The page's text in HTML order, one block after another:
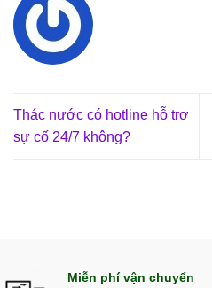
Thác nước có hotline hỗ trợ
sự cố 24/7 không?
Miễn phí vận chuyển